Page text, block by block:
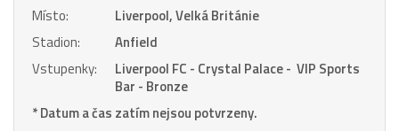
Místo:
Liverpool, Velká Británie
Stadion:
Anfield
Vstupenky:
Liverpool FC - Crystal Palace - VIP Sports
Bar - Bronze
* Datum a čas zatím nejsou potvrzeny.